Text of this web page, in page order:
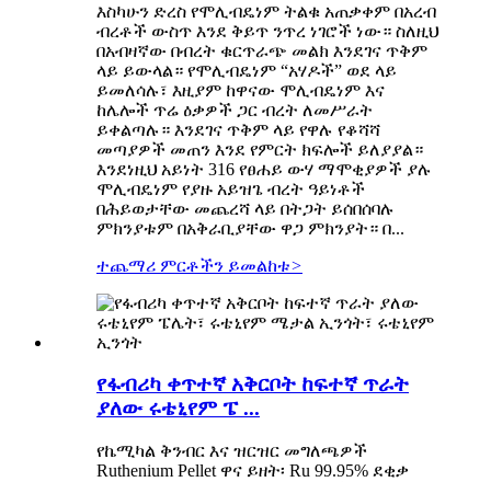
እስካሁን ድረስ የሞሊብዴነም ትልቁ አጠቃቀም በአረብ
ብረቶች ውስጥ እንደ ቅይጥ ንጥረ ነገሮች ነው። ስለዚህ
በአብዛኛው በብረት ቁርጥራጭ መልክ እንደገና ጥቅም
ላይ ይውላል። የሞሊብዴነም “አሃዶች” ወደ ላይ
ይመለሳሉ፣ እዚያም ከዋናው ሞሊብዴነም እና
ከሌሎች ጥሬ ዕቃዎች ጋር ብረት ለመሥራት
ይቀልጣሉ። እንደገና ጥቅም ላይ የዋሉ የቆሻሻ
መጣያዎች መጠን እንደ የምርት ክፍሎች ይለያያል።
እንደነዚህ አይነት 316 የፀሐይ ውሃ ማሞቂያዎች ያሉ
ሞሊብዴነም የያዙ አይዝጌ ብረት ዓይነቶች
በሕይወታቸው መጨረሻ ላይ በትጋት ይሰበሰባሉ
ምክንያቱም በአቅራቢያቸው ዋጋ ምክንያት። በ...
ተጨማሪ ምርቶችን ይመልከቱ>
የፋብሪካ ቀጥተኛ አቅርቦት ከፍተኛ ጥራት
ያለው ሩቴኒየም ፔ ...
የኬሚካል ቅንብር እና ዝርዝር መግለጫዎች
Ruthenium Pellet ዋና ይዘት፡ Ru 99.95% ደቂቃ